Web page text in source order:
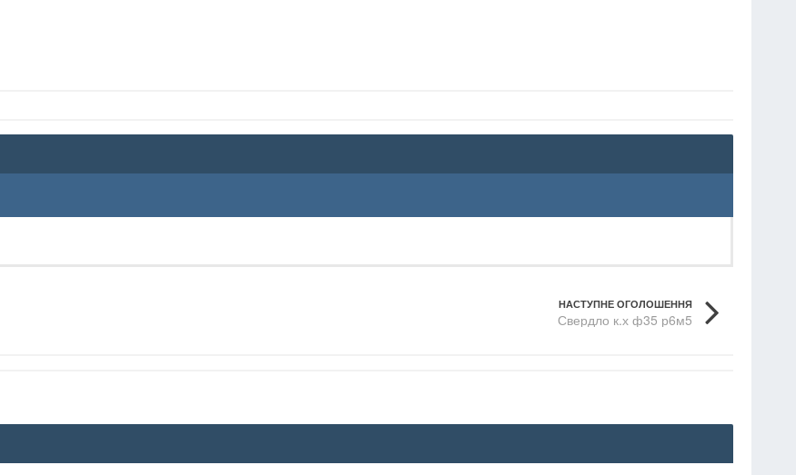
НАСТУПНЕ ОГОЛОШЕННЯ
Свердло к.х ф35 р6м5